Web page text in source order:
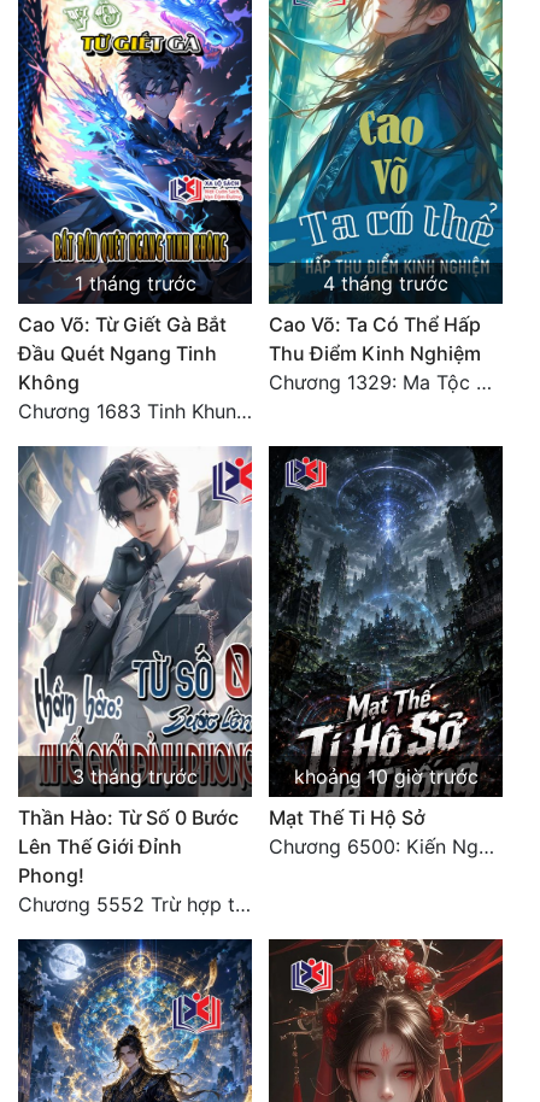
Đam Mỹ
Đẹp
Đẹp Hiệp
Tính Cách Nhân Vật :
Cơ Trí
Sát Phạt Quyết Đoán
Vô Sỉ
Điềm Đạm
1 tháng trước
Cao Võ: Từ Giết Gà Bắt
Đầu Quét Ngang Tinh
Không
Chương 1683 Tinh Khung Võ Thánh (Hết)
4 tháng trước
Cao Võ: Ta Có Thể Hấp
Thu Điểm Kinh Nghiệm
Chương 1329: Ma Tộc đại công chúa Thương Nguyệt
3 tháng trước
Thần Hào: Từ Số 0 Bước
Lên Thế Giới Đỉnh
Phong!
Chương 5552 Trừ hợp tác, không còn cách nào khác!
khoảng 10 giờ trước
Mạt Thế Ti Hộ Sở
Chương 6500: Kiến Nghị Của Vân Lục